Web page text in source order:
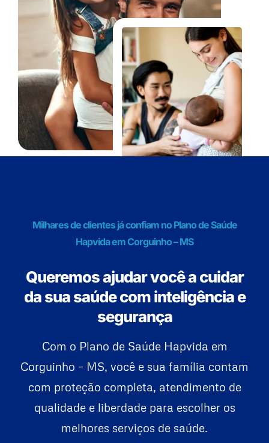
Milhares de clientes já confiam no Plano de Saúde
Hapvida em Corguinho – MS
Queremos ajudar você a cuidar
da sua saúde com inteligência e
segurança
Com o Plano de Saúde Hapvida em
Corguinho – MS, você e sua família contam
com proteção completa, atendimento de
qualidade e liberdade para escolher os
melhores serviços de saúde.